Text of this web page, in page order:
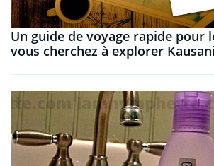
Un guide de voyage rapide pour
vous cherchez à explorer Kausani